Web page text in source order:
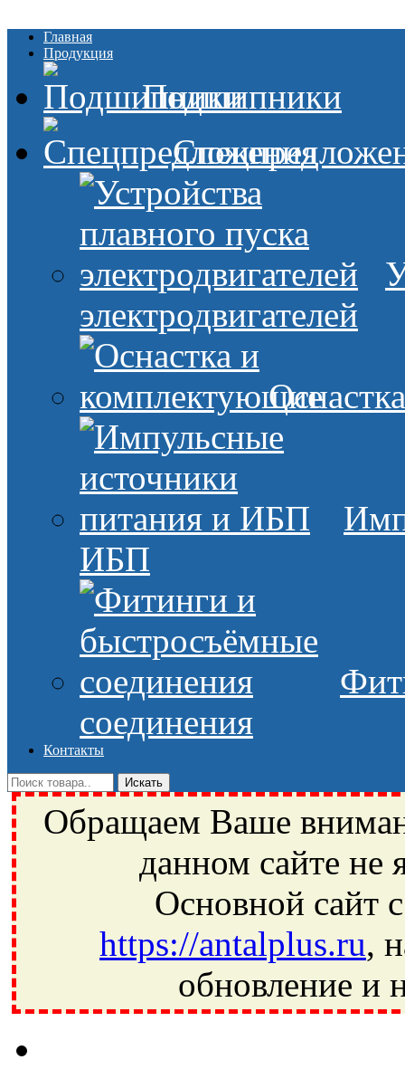
Главная
Продукция
Подшипники
электродвигателей
ИБП
соединения
Контакты
Обращаем Ваше
данном сайте не
Основной сайт
https://antalplus.ru,
обновление и
Ивантеевка, подшипники, пневматика, метизы, техника,